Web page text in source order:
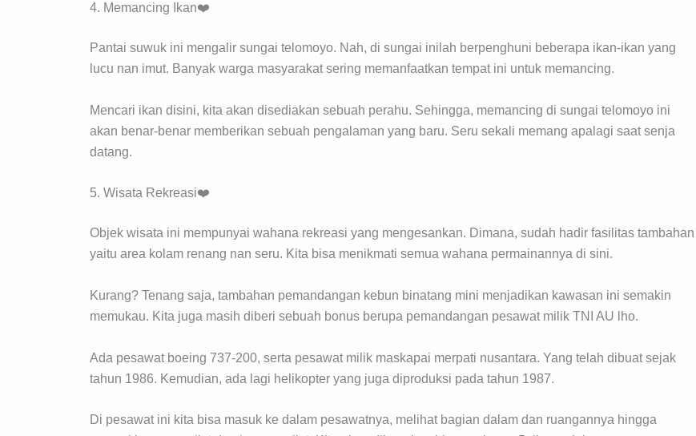
4. Memancing Ikan❤️
Pantai suwuk ini mengalir sungai telomoyo. Nah, di sungai inilah berpenghuni beberapa ikan-ikan yang
lucu nan imut. Banyak warga masyarakat sering memanfaatkan tempat ini untuk memancing.
Mencari ikan disini, kita akan disediakan sebuah perahu. Sehingga, memancing di sungai telomoyo ini
akan benar-benar memberikan sebuah pengalaman yang baru. Seru sekali memang apalagi saat senja
datang.
5. Wisata Rekreasi❤️
Objek wisata ini mempunyai wahana rekreasi yang mengesankan. Dimana, sudah hadir fasilitas tambahan
yaitu area kolam renang nan seru. Kita bisa menikmati semua wahana permainannya di sini.
Kurang? Tenang saja, tambahan pemandangan kebun binatang mini menjadikan kawasan ini semakin
memukau. Kita juga masih diberi sebuah bonus berupa pemandangan pesawat milik TNI AU lho.
Ada pesawat boeing 737-200, serta pesawat milik maskapai merpati nusantara. Yang telah dibuat sejak
tahun 1986. Kemudian, ada lagi helikopter yang juga diproduksi pada tahun 1987.
Di pesawat ini kita bisa masuk ke dalam pesawatnya, melihat bagian dalam dan ruangannya hingga